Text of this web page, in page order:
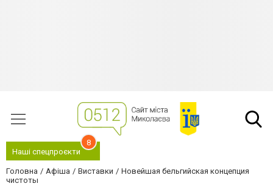
Наші спецпроєкти
8
Головна Афіша Виставки
Новейшая бельгийская концепция
чистоты